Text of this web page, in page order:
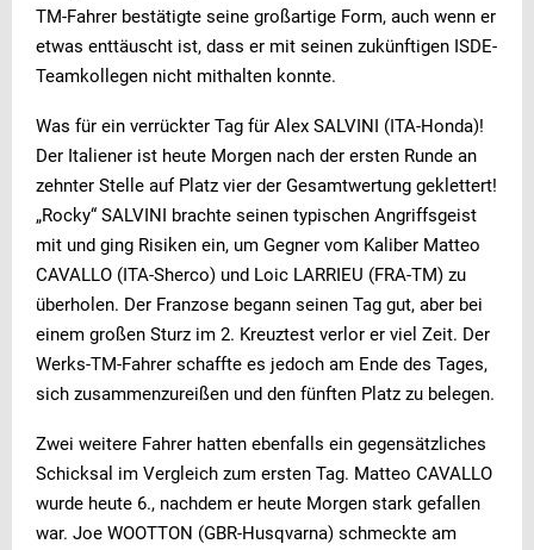
TM-Fahrer bestätigte seine großartige Form, auch wenn er
etwas enttäuscht ist, dass er mit seinen zukünftigen ISDE-
Teamkollegen nicht mithalten konnte.
Was für ein verrückter Tag für Alex SALVINI (ITA-Honda)!
Der Italiener ist heute Morgen nach der ersten Runde an
zehnter Stelle auf Platz vier der Gesamtwertung geklettert!
„Rocky“ SALVINI brachte seinen typischen Angriffsgeist
mit und ging Risiken ein, um Gegner vom Kaliber Matteo
CAVALLO (ITA-Sherco) und Loic LARRIEU (FRA-TM) zu
überholen. Der Franzose begann seinen Tag gut, aber bei
einem großen Sturz im 2. Kreuztest verlor er viel Zeit. Der
Werks-TM-Fahrer schaffte es jedoch am Ende des Tages,
sich zusammenzureißen und den fünften Platz zu belegen.
Zwei weitere Fahrer hatten ebenfalls ein gegensätzliches
Schicksal im Vergleich zum ersten Tag. Matteo CAVALLO
wurde heute 6., nachdem er heute Morgen stark gefallen
war. Joe WOOTTON (GBR-Husqvarna) schmeckte am